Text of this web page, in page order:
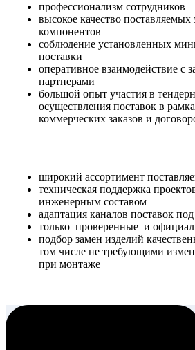
профессионализм сотрудников
высокое качество
компонентов
соблюдение установленных
поставки
оперативное взаимодействие с
партнерами
большой опыт участия в
осуществления поставок в
коммерческих заказов и
широкий ассортимент
техническая поддержка
инженерным составом
адаптация каналов поставок
только проверенные и
подбор замен изделий
том числе не требующими
при монтаже